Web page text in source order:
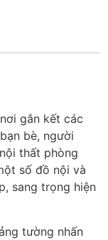
gắn kết các
bè, người
thất phòng
số đồ nội và
sang trọng hiện
tường nhấn